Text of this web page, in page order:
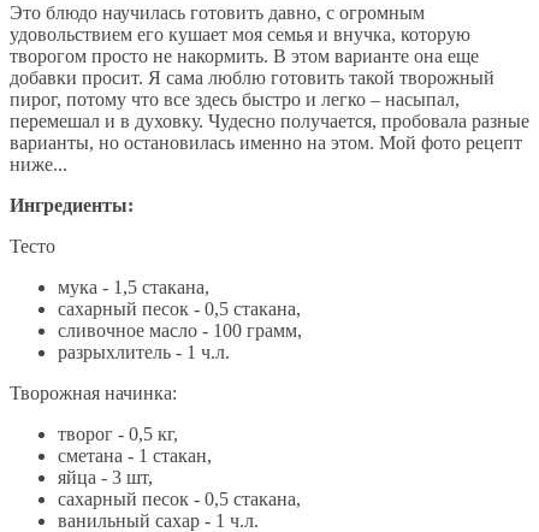
Это блюдо научилась готовить давно, с огромным
удовольствием его кушает моя семья и внучка, которую
творогом просто не накормить. В этом варианте она еще
добавки просит. Я сама люблю готовить такой творожный
пирог, потому что все здесь быстро и легко – насыпал,
перемешал и в духовку. Чудесно получается, пробовала разные
варианты, но остановилась именно на этом. Мой фото рецепт
ниже...
Ингредиенты:
Тесто
мука - 1,5 стакана,
сахарный песок - 0,5 стакана,
сливочное масло - 100 грамм,
разрыхлитель - 1 ч.л.
Творожная начинка:
творог - 0,5 кг,
сметана - 1 стакан,
яйца - 3 шт,
сахарный песок - 0,5 стакана,
ванильный сахар - 1 ч.л.